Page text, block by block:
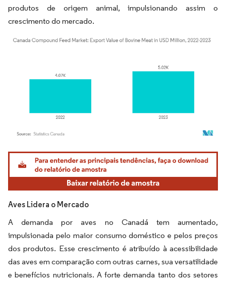
produtos de origem animal, impulsionando assim o
crescimento do mercado.
Imagem © Mordor Intelligence. O reuso requer atribuição conforme CC BY 4.0.
Aves Lidera o Mercado
A demanda por aves no Canadá tem aumentado,
impulsionada pelo maior consumo doméstico e pelos preços
dos produtos. Esse crescimento é atribuído à acessibilidade
das aves em comparação com outras carnes, sua versatilidade
e benefícios nutricionais. A forte demanda tanto dos setores